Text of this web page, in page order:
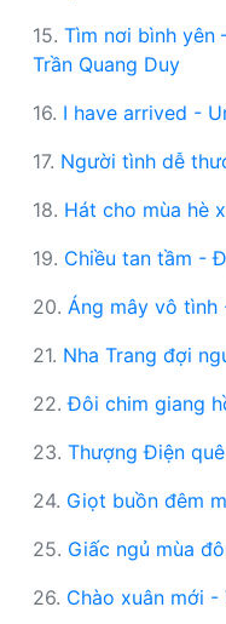
15. Tìm nơi bình yên
Trần Quang Duy
16. I have arrived -
17. Người tình dễ
18. Hát cho mùa hè
19. Chiều tan tầm -
20. Áng mây vô tình
21. Nha Trang đợi
22.Đôi chim giang
23. Thượng Điện
24. Giọt buồn đêm
25. Giấc ngủ mùa
26. Chào xuân mới -